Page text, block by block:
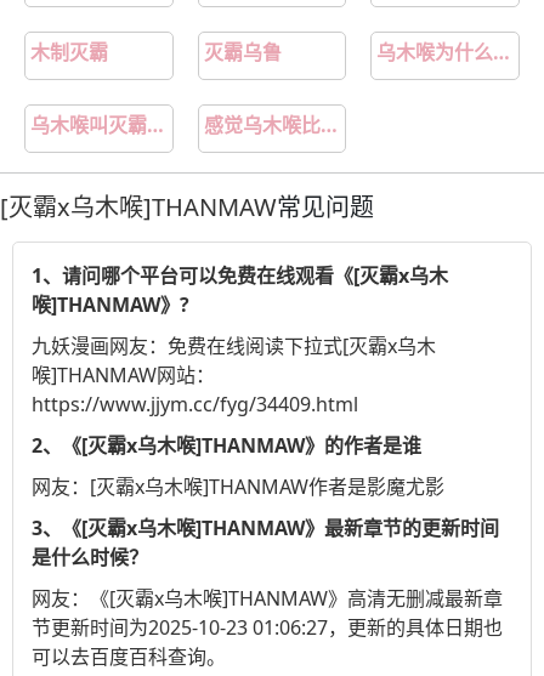
木制灭霸 灭霸乌鲁 乌木喉为什么追随灭霸
乌木喉叫灭霸大人英语 感觉乌木喉比灭霸厉害
[灭霸x乌木喉]THANMAW常见问题
1、请问哪个平台可以免费在线观看《[灭霸x乌木
喉]THANMAW》?
九妖漫画网友：免费在线阅读下拉式[灭霸x乌木
喉]THANMAW网站：
https://www.jjym.cc/fyg/34409.html
2、《[灭霸x乌木喉]THANMAW》的作者是谁
网友：[灭霸x乌木喉]THANMAW作者是影魔尤影
3、《[灭霸x乌木喉]THANMAW》最新章节的更新时间
是什么时候？
网友：《[灭霸x乌木喉]THANMAW》高清无删减最新章
节更新时间为2025-10-23 01:06:27，更新的具体日期也
可以去百度百科查询。